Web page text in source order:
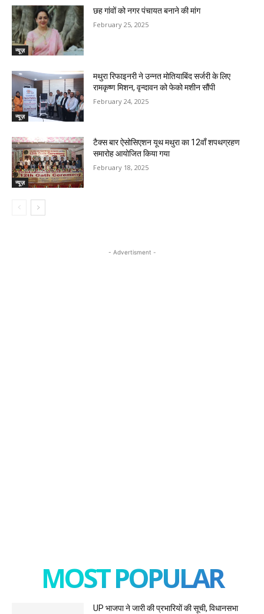
न्यूज़
छह गांवों को नगर पंचायत बनाने की मांग
February 25, 2025
न्यूज़
मथुरा रिफाइनरी ने उन्नत मोतियाबिंद सर्जरी के लिए
रामकृष्ण मिशन, वृन्दावन को फेको मशीन सौंपी
February 24, 2025
न्यूज़
टैक्स बार ऐसोसिएशन यूथ मथुरा का 12वाँ शपथग्रहण
समारोह आयोजित किया गया
February 18, 2025
- Advertisment -
MOST POPULAR
UP भाजपा ने जारी की प्रभारियों की सूची, विधानसभा